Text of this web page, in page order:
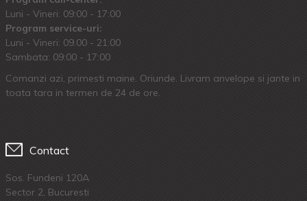
Luni - Vineri: 09:00 - 17:00
Program service-uri:
Luni - Vineri: 09.00 - 21:00
Sambata: 09:00 - 17:00
Comanzi azi, primesti maine. Oriunde. Livram anvelope si jante in
toata tara in termen de 24 de ore.
Contact
Sos. Fundeni 120A
Sector 2, Bucuresti